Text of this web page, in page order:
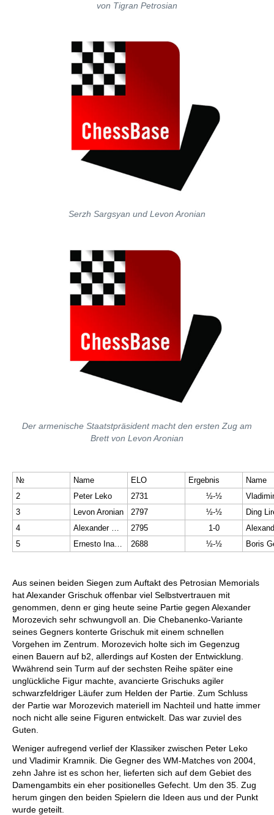
von Tigran Petrosian
Serzh Sargsyan und Levon Aronian
Der armenische Staatstpräsident macht den ersten Zug am
Brett von Levon Aronian
№ Name ELO Ergebnis
Name
2
Peter Leko 2731
½-½
3
Levon Aronian 2797 ½-½
Ding
4
Alexander Grischuk 2795
1-0
5
Ernesto Inarkiev 2688 ½-½ Boris
Aus seinen beiden Siegen zum Auftakt des Petrosian Memorials
hat Alexander Grischuk offenbar viel Selbstvertrauen mit
genommen, denn er ging heute seine Partie gegen Alexander
Morozevich sehr schwungvoll an. Die Chebanenko-Variante
seines Gegners konterte Grischuk mit einem schnellen
Vorgehen im Zentrum. Morozevich holte sich im Gegenzug
einen Bauern auf b2, allerdings auf Kosten der Entwicklung.
Wwährend sein Turm auf der sechsten Reihe später eine
unglückliche Figur machte, avancierte Grischuks agiler
schwarzfeldriger Läufer zum Helden der Partie. Zum Schluss
der Partie war Morozevich materiell im Nachteil und hatte immer
noch nicht alle seine Figuren entwickelt. Das war zuviel des
Guten.
Weniger aufregend verlief der Klassiker zwischen Peter Leko
und Vladimir Kramnik. Die Gegner des WM-Matches von 2004,
zehn Jahre ist es schon her, lieferten sich auf dem Gebiet des
Damengambits ein eher positionelles Gefecht. Um den 35. Zug
herum gingen den beiden Spielern die Ideen aus und der Punkt
wurde geteilt.